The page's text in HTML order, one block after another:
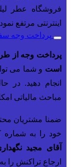
فروشگاه عطر
اینترنتی مرتفع
پرداخت وجه
پرداخت وجه از
است و شما می
انجام دهید.
مباحث مالیاتی
ضمنا مشتریان
خود را به شماره
آقای
مجید
ارجاع تراکنش را